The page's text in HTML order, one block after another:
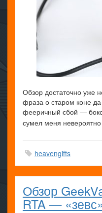
Обзор достаточно уже
фраза о старом коне
фееричный сбой —
сумел меня невероятно
heavengifts
Обзор
RTA —